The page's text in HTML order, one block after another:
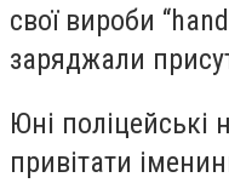
свої вироби
заряджали
Юні поліцейські
привітати